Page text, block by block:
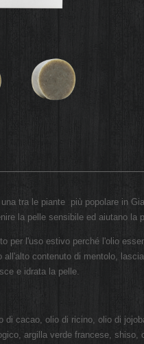
tra le piante più popolare in
la pelle sensibile ed aiutano la
per l'uso estivo perché l'olio
contenuto di mentolo,
e idrata la pelle.
cacao, olio di ricino, olio di
argilla verde francese, shiso,